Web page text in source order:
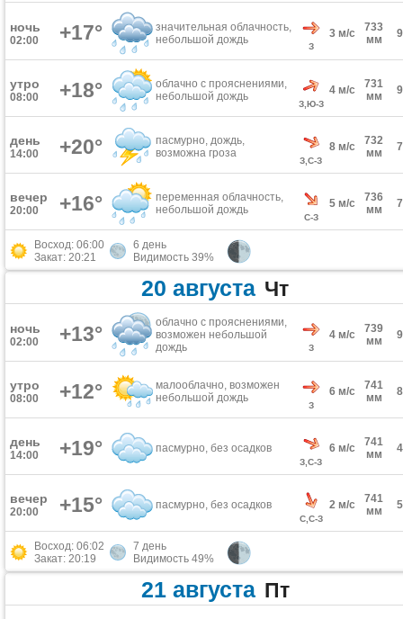
ночь
02:00 +17°
значительная облачность,
небольшой дождь
З
3 м/с
733
мм
утро
08:00 +18°
облачно с прояснениями,
небольшой дождь
З,Ю-З
4 м/с
731
мм
день
14:00 +20°
пасмурно, дождь,
возможна гроза
З,С-З
8 м/с
732
мм
вечер
20:00 +16°
переменная облачность,
небольшой дождь
С-З
5 м/с
736
мм
Восход: 06:00
Закат: 20:21
6 день
Видимость 39%
20 августа Чт
ночь
02:00 +13°
облачно с прояснениями,
возможен небольшой
дождь
З
4 м/с
739
мм
утро
08:00 +12°
малооблачно, возможен
небольшой дождь
З
6 м/с
741
мм
день
14:00 +19° пасмурно, без осадков
З,С-З
6 м/с
741
мм
вечер
20:00 +15° пасмурно, без осадков
С,С-З
2 м/с
741
мм
Восход: 06:02
Закат: 20:19
7 день
Видимость 49%
21 августа Пт